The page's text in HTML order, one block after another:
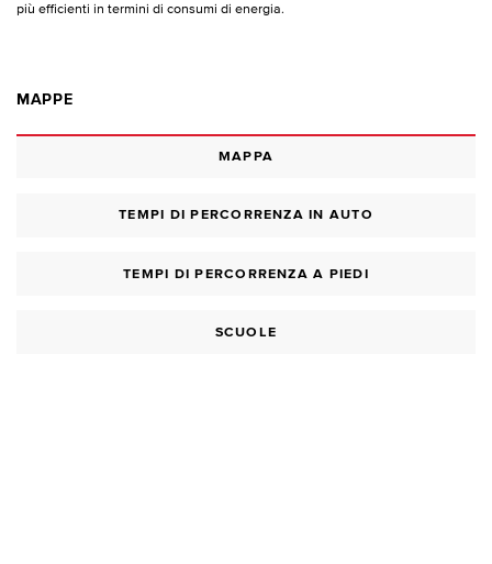
più efficienti in termini di consumi di energia.
MAPPE
MAPPA
TEMPI DI PERCORRENZA IN AUTO
TEMPI DI PERCORRENZA A PIEDI
SCUOLE